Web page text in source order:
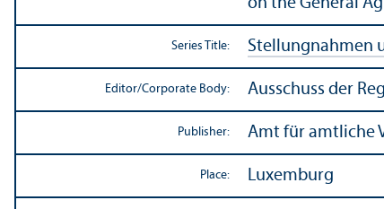
on the General
Series Title: Stellungnahmen
Editor/Corporate Body: Ausschuss der
Publisher: Amt für amtliche
Place: Luxemburg